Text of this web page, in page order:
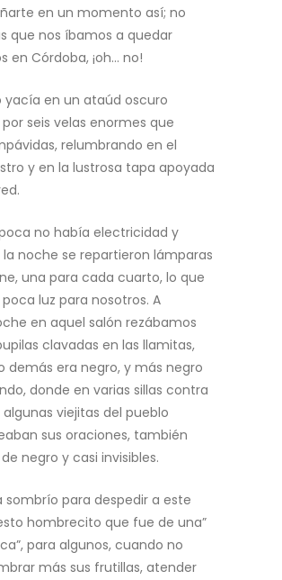
en un momento así; no
que nos íbamos a quedar
en Córdoba, ¡oh… no!
yacía en un ataúd oscuro
seis velas enormes que
relumbrando en el
y en la lustrosa tapa apoyada
no había electricidad y
noche se repartieron lámparas
una para cada cuarto, lo que
luz para nosotros. A
en aquel salón rezábamos
clavadas en las llamitas,
demás era negro, y más negro
donde en varias sillas contra
algunas viejitas del pueblo
sus oraciones, también
negro y casi invisibles.
sombrío para despedir a este
hombrecito que fue de una”
para algunos, cuando no
más sus frutillas, atender